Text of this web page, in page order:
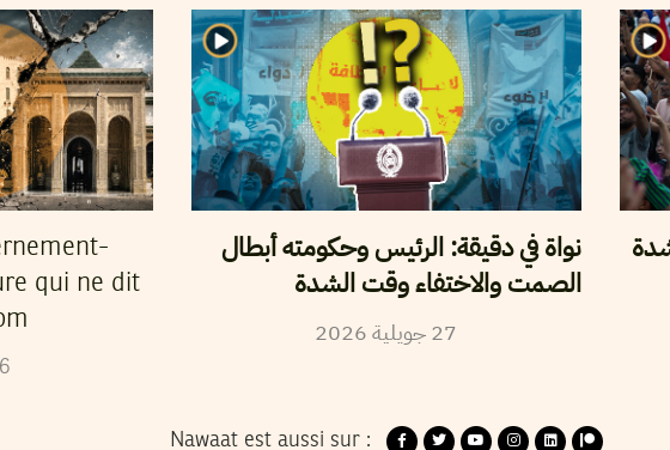
qui ne dit
نواة في دقيقة: الرئيس وحكومته أبطال
الصمت والاختفاء وقت الشدة
27جويلية 2026
Nawaat est aussi sur :